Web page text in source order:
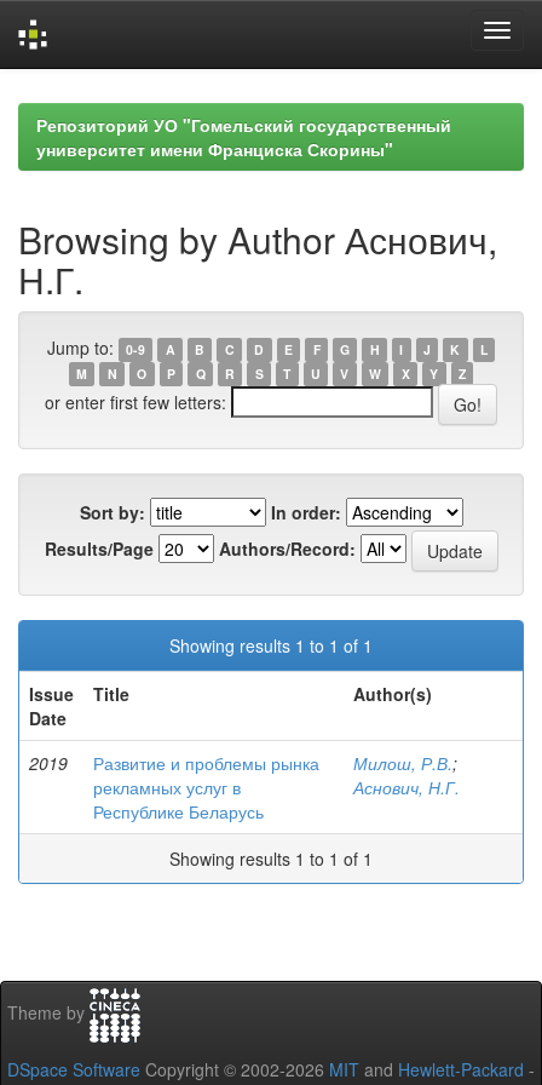
navigationРепозиторий УО "Гомельский государственный
университет имени Франциска Скорины"
Browsing by Author Аснович,
Н.Г.
Jump to: 0-9 A B C D E F G H I J K
L
M
N O P Q R S T U V W X Y Z
or enter first few letters:
Sort by:
In order:
Results/Page
Authors/Record:
Showing results 1 to 1 of 1
Issue
Date
Title Author(s)
2019
Развитие и проблемы рынка
рекламных услуг в
Республике Беларусь
Милош, Р.В.;
Аснович, Н.Г.
Showing results 1 to 1 of 1
Theme by
DSpace Software Copyright © 2002-2026 MIT and Hewlett-Packard -